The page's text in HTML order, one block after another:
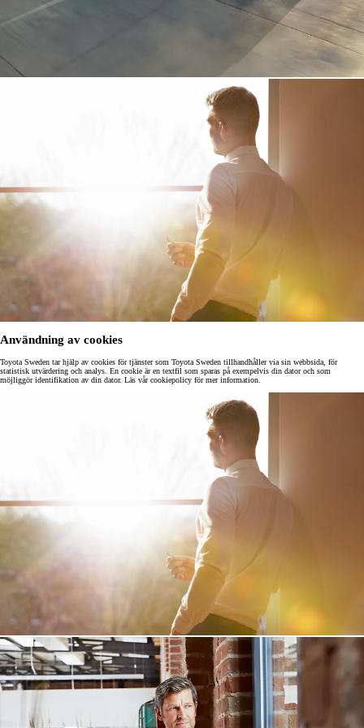
Användning av cookies
Toyota Sweden tar hjälp av cookies för tjänster som Toyota Sweden tillhandhåller via sin webbsida, för
statistisk utvärdering och analys. En cookie är en textfil som sparas på exempelvis din dator och som
möjliggör identifikation av din dator. Läs vår cookiepolicy för mer information.